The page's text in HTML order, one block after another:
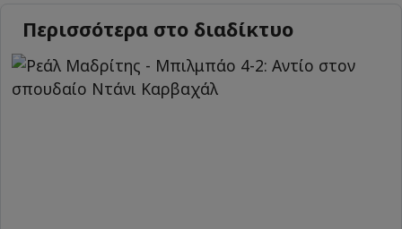
Περισσότερα στο διαδίκτυο